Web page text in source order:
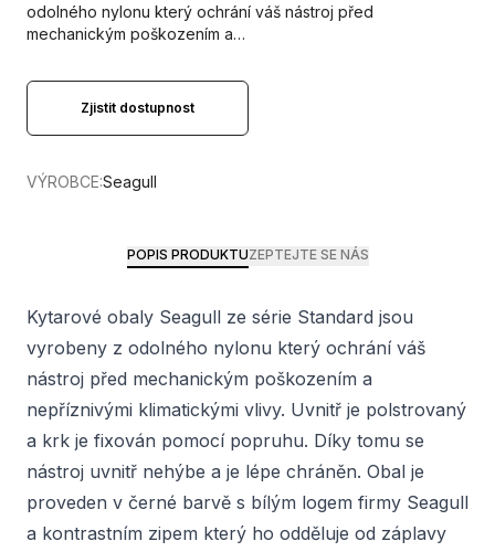
odolného nylonu který ochrání váš nástroj před
mechanickým poškozením a…
Zjistit dostupnost
VÝROBCE:Seagull
POPIS PRODUKTUZEPTEJTE SE NÁS
Kytarové obaly Seagull ze série Standard jsou
vyrobeny z odolného nylonu který ochrání váš
nástroj před mechanickým poškozením a
nepříznivými klimatickými vlivy. Uvnitř je polstrovaný
a krk je fixován pomocí popruhu. Díky tomu se
nástroj uvnitř nehýbe a je lépe chráněn. Obal je
proveden v černé barvě s bílým logem firmy Seagull
a kontrastním zipem který ho odděluje od záplavy